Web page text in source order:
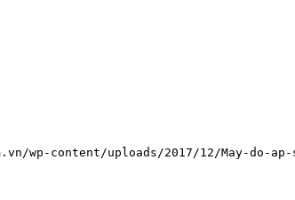
wp-content/uploads/2017/12/May-do-ap-